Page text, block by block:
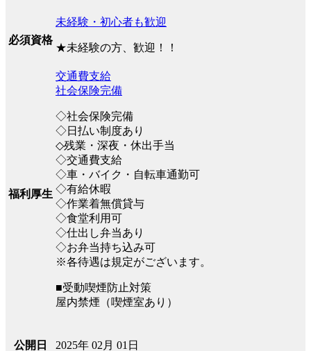
必須資格
未経験・初心者も歓迎
★未経験の方、歓迎！！
福利厚生
交通費支給
社会保険完備
◇社会保険完備
◇日払い制度あり
◇残業・深夜・休出手当
◇交通費支給
◇車・バイク・自転車通勤可
◇有給休暇
◇作業着無償貸与
◇食堂利用可
◇仕出し弁当あり
◇お弁当持ち込み可
※各待遇は規定がございます。
■受動喫煙防止対策
屋内禁煙（喫煙室あり）
公開日 2025年 02月 01日